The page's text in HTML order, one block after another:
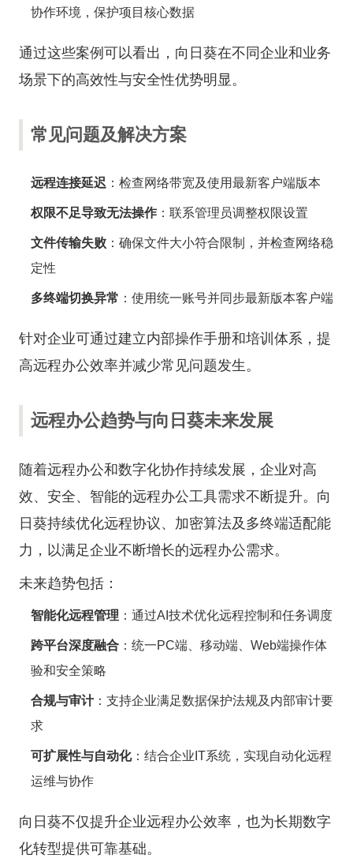
协作环境，保护项目核心数据
通过这些案例可以看出，向日葵在不同企业和业务
场景下的高效性与安全性优势明显。
常见问题及解决方案
远程连接延迟 ：检查网络带宽及使用最新客户端版本
权限不足导致无法操作 ：联系管理员调整权限设置
文件传输失败 ：确保文件大小符合限制，并检查网络稳
定性
多终端切换异常 ：使用统一账号并同步最新版本客户端
针对企业可通过建立内部操作手册和培训体系，提
高远程办公效率并减少常见问题发生。
远程办公趋势与向日葵未来发展
随着远程办公和数字化协作持续发展，企业对高
效、安全、智能的远程办公工具需求不断提升。向
日葵持续优化远程协议、加密算法及多终端适配能
力，以满足企业不断增长的远程办公需求。
未来趋势包括：
智能化远程管理 ：通过AI技术优化远程控制和任务调度
跨平台深度融合 ：统一PC端、移动端、Web端操作体
验和安全策略
合规与审计：支持企业满足数据保护法规及内部审计要
求
可扩展性与自动化：结合企业IT系统，实现自动化远程
运维与协作
向日葵不仅提升企业远程办公效率，也为长期数字
化转型提供可靠基础。